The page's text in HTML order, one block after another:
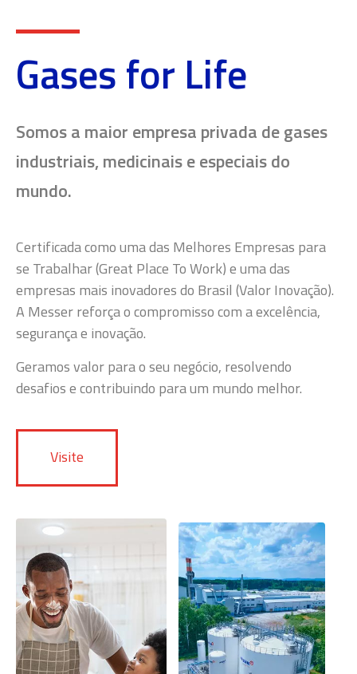
Gases for Life
Somos a maior empresa privada de gases
industriais, medicinais e especiais do
mundo.
Certificada como uma das Melhores Empresas para
se Trabalhar (Great Place To Work) e uma das
empresas mais inovadores do Brasil (Valor Inovação).
A Messer reforça o compromisso com a excelência,
segurança e inovação.
Geramos valor para o seu negócio, resolvendo
desafios e contribuindo para um mundo melhor.
Visite